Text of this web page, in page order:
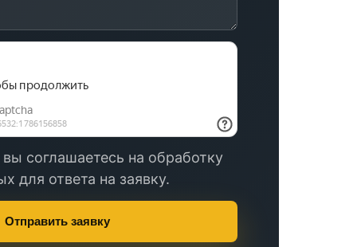
соглашаетесь на обработку
для ответа на заявку.
Отправить заявку